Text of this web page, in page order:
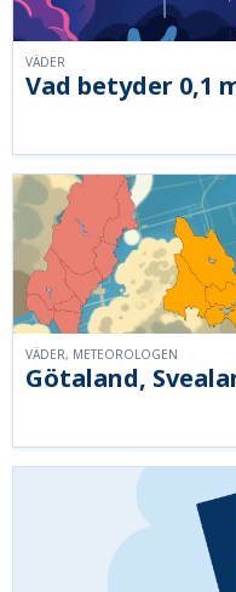
Vad betyder 0,1
VÄDER
Götaland,
VÄDER, METEOROLOGEN